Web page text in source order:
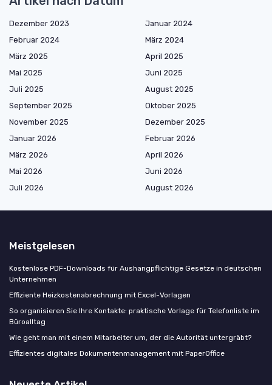
Dezember 2023
Januar 2024
Februar 2024
März 2024
März 2025
April 2025
Mai 2025
Juni 2025
Juli 2025
August 2025
September 2025
Oktober 2025
November 2025
Dezember 2025
Januar 2026
Februar 2026
März 2026
April 2026
Mai 2026
Juni 2026
Juli 2026
August 2026
Meistgelesen
Kostenlose PDF-Downloads für Aushangpflichtige Gesetze in deutschen
Unternehmen
Effiziente Heizkostenabrechnung mit Excel-Vorlagen
So organisieren Sie Ihre Kontakte: praktische Vorlage für Telefonliste im
Büroalltag
Wie geht man mit einem Mitarbeiter um, der die Autorität untergräbt?
Effizientes digitales Dokumentenmanagement mit PaperOffice